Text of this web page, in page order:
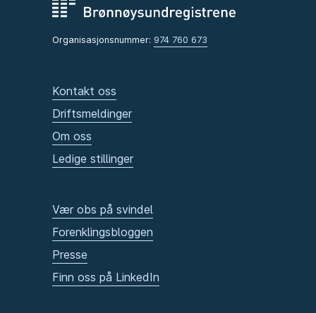
Organisasjonsnummer: 974 760 673
Kontakt oss
Driftsmeldinger
Om oss
Ledige stillinger
Vær obs på svindel
Forenklingsbloggen
Presse
Finn oss på LinkedIn